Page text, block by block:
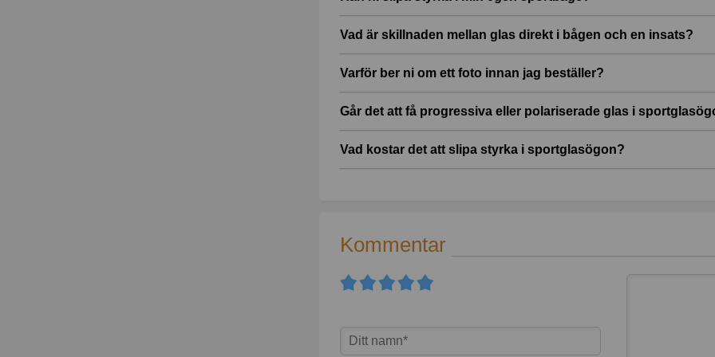
Vad är skillnaden mellan glas direkt i bågen och en insats?
Varför ber ni om ett foto innan jag beställer?
Går det att få progressiva eller polariserade glas i
Vad kostar det att slipa styrka i sportglasögon?
Kommentar